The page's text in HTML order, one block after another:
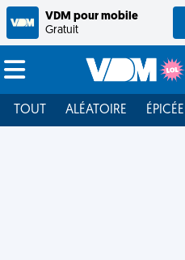
VDM pour mobile
Gratuit
TOUT ALÉATOIRE ÉPICÉE